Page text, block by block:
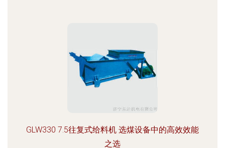
GLW330 7.5往复式给料机 选煤设备中的高效效能
之选